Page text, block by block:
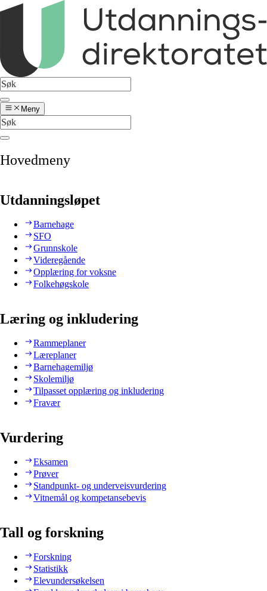
Meny
Hovedmeny
Utdanningsløpet
Barnehage
SFO
Grunnskole
Videregående
Opplæring for voksne
Folkehøgskole
Læring og inkludering
Rammeplaner
Læreplaner
Barnehagemiljø
Skolemiljø
Tilpasset opplæring og inkludering
Fravær
Vurdering
Eksamen
Prøver
Standpunkt- og underveisvurdering
Vitnemål og kompetansebevis
Tall og forskning
Forskning
Statistikk
Elevundersøkelsen